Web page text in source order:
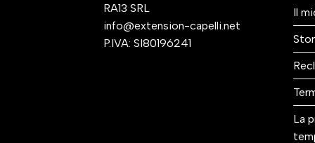
RA13 SRL
info@extension-capelli.net
P.IVA: SI80196241
Il
La